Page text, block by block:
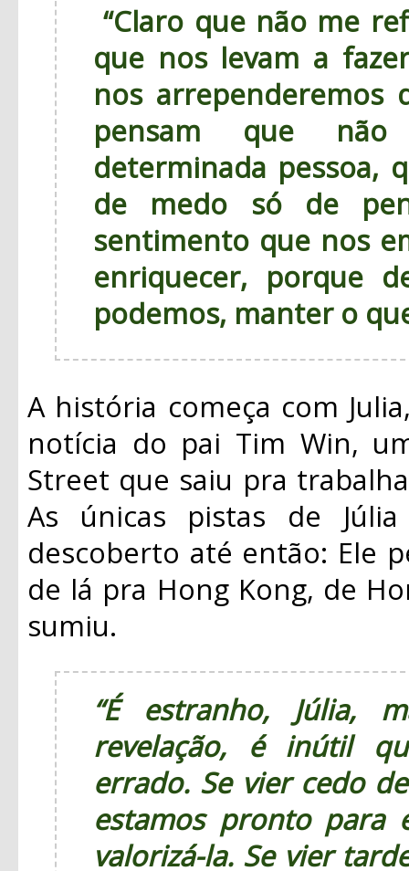
“Claro que não me
que nos levam a
nos arrependeremos
pensam que
determinada pessoa,
de medo só de
sentimento que nos
enriquecer, porque
podemos, manter o
A história começa com
notícia do pai Tim Win,
Street que saiu pra
As únicas pistas de
descoberto até então: Ele
de lá pra Hong Kong, de
sumiu.
“É estranho, Júlia,
revelação, é inútil
errado. Se vier cedo
estamos pronto para
valorizá-la. Se vier